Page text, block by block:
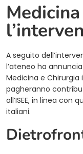
A seguito
l’ateneo ha
Medicina e Chirurgia
pagheranno
all’ISEE, in linea con
italiani.